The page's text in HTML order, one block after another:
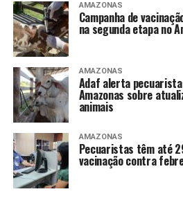
AMAZONAS
Campanha de
na segunda etapa no
AMAZONAS
Adaf alerta
Amazonas sobre
animais
AMAZONAS
Pecuaristas têm até
vacinação contra